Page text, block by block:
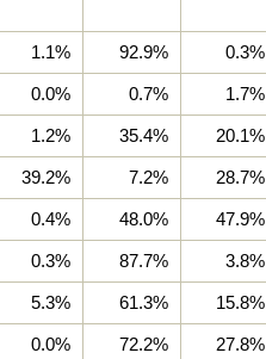
1.1% 92.9% 0.3%
0.0% 0.7% 1.7%
1.2% 35.4% 20.1%
39.2% 7.2% 28.7%
0.4% 48.0% 47.9%
0.3% 87.7% 3.8%
5.3% 61.3% 15.8%
0.0% 72.2% 27.8%